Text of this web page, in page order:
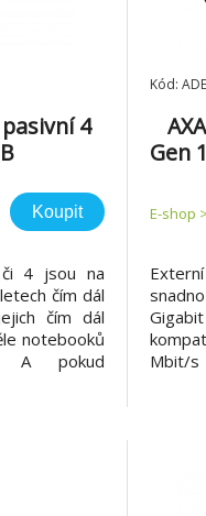
4
Koupit
či 4 jsou na
čím dál
čím dál
notebooků
A pokud
Kód:
Gen
E-shop
Mbit/s